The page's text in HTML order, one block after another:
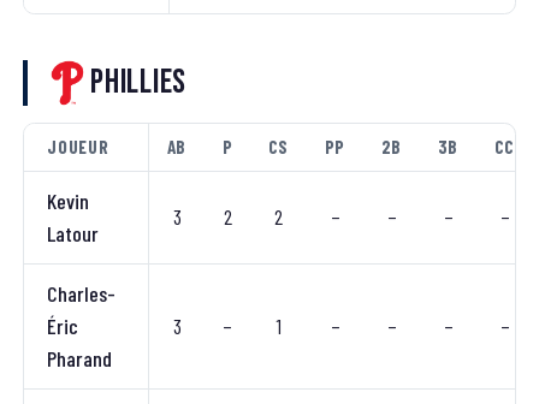
Phillies
JOUEUR AB P CS PP 2B 3B CC
Kevin
Latour
3 2 2 – – – –
Charles-
Éric
Pharand
3 – 1 – – – –